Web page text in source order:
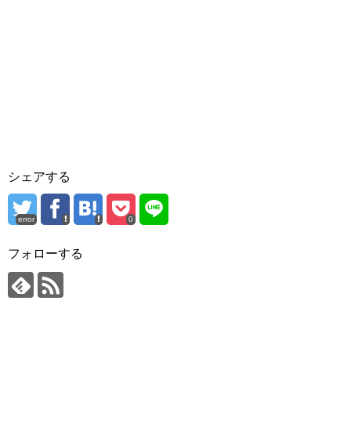
シェアする
error 0
フォローする